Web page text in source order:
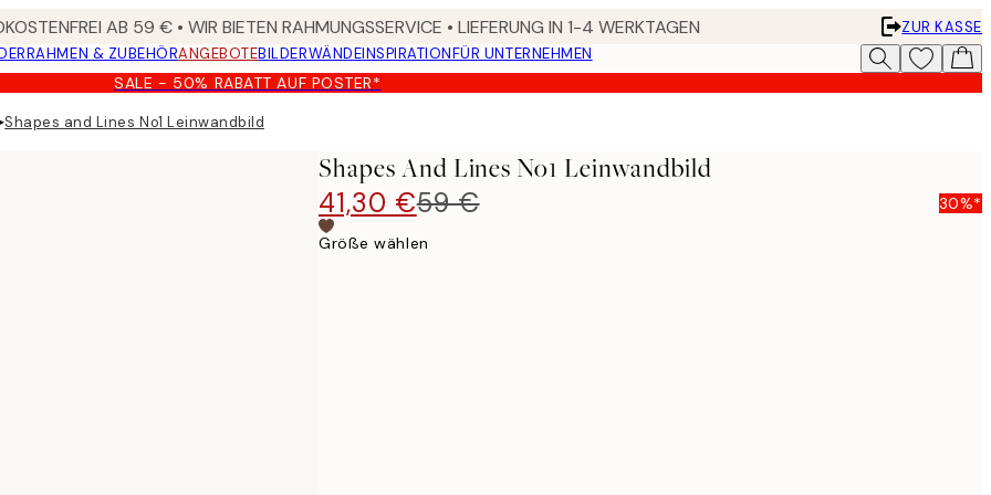
AB 59 € • WIR BIETEN RAHMUNGSSERVICE • LIEFERUNG IN 1-4 WERKTAGEN
ZUR KASSE
RAHMEN & ZUBEHÖRANGEBOTEBILDERWÄNDEINSPIRATIONFÜR UNTERNEHMEN
SALE - 50% RABATT AUF POSTER*
Shapes and Lines No1 Leinwandbild
Shapes And Lines No1 Leinwandbild
41,30 €59 € 30%*
Größe wählen